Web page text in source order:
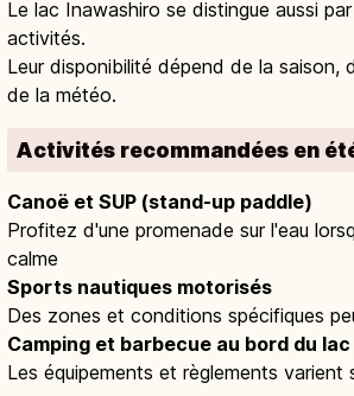
Le lac Inawashiro se distingue aussi
activités.
Leur disponibilité dépend de la saison,
de la météo.
Activités recommandées en
Canoë et SUP (stand-up paddle)
Profitez d'une promenade sur l'eau
calme
Sports nautiques motorisés
Des zones et conditions spécifiques
Camping et barbecue au bord du lac
Les équipements et règlements varient